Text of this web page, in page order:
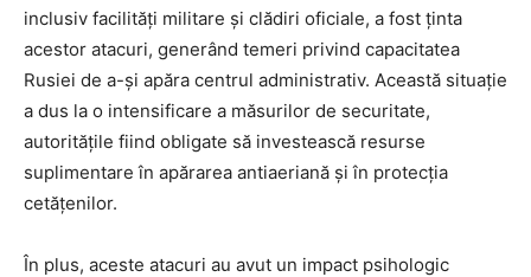
inclusiv facilități militare și clădiri oficiale, a fost ținta
acestor atacuri, generând temeri privind capacitatea
Rusiei de a-și apăra centrul administrativ. Această situație
a dus la o intensificare a măsurilor de securitate,
autoritățile fiind obligate să investească resurse
suplimentare în apărarea antiaeriană și în protecția
cetățenilor.
În plus, aceste atacuri au avut un impact psihologic